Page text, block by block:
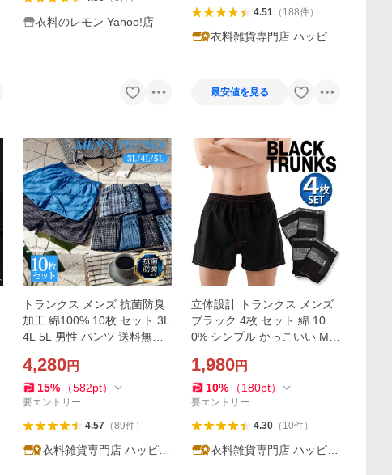
衣料のレモン Yahoo!店
4.51（ 188件）
衣料雑貨専門店 ハッピー
最安値を見る
トランクス メンズ 抗菌防臭
加工 綿100% 10枚 セット 3L
4L 5L 男性 パンツ 送料無料
4,280円
15% （582pt）
要エントリー
4.57（89件）
衣料雑貨専門店 ハッピー
立体設計 トランクス メンズ
ブラック 4枚 セット 綿 10
0% シンプル かっこいい M L
1,980円
10% （180pt）
要エントリー
4.30（ 10件）
衣料雑貨専門店 ハッピー